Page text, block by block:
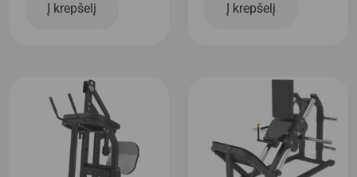
Į krepšelį Į krepšelį